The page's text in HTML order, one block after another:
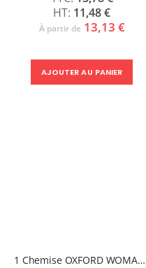
11,48 €
À partir de 13,13 €
AJOUTER AU PANIER
1 Chemise OXFORD WOMAN - ROLY